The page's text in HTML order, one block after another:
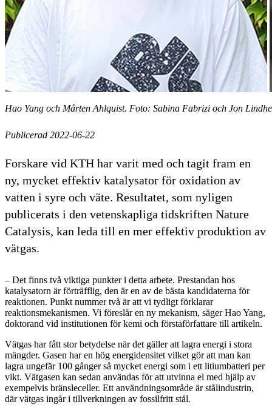
Hao Yang och Mårten Ahlquist. Foto: Sabina Fabrizi och Jon
Publicerad 2022-06-22
Forskare vid KTH har varit med och tagit fram en
ny, mycket effektiv katalysator för oxidation av
vatten i syre och väte. Resultatet, som nyligen
publicerats i den vetenskapliga tidskriften Nature
Catalysis, kan leda till en mer effektiv produktion av
vätgas.
– Det finns två viktiga punkter i detta arbete. Prestandan hos
katalysatorn är förträfflig, den är en av de bästa kandidaterna för
reaktionen. Punkt nummer två är att vi tydligt förklarar
reaktionsmekanismen. Vi föreslår en ny mekanism, säger Hao Yang,
doktorand vid institutionen för kemi och förstaförfattare till artikeln.
Vätgas har fått stor betydelse när det gäller att lagra energi i stora
mängder. Gasen har en hög energidensitet vilket gör att man kan
lagra ungefär 100 gånger så mycket energi som i ett litiumbatteri per
vikt. Vätgasen kan sedan användas för att utvinna el med hjälp av
exempelvis bränsleceller. Ett användningsområde är stålindustrin,
där vätgas ingår i tillverkningen av fossilfritt stål.